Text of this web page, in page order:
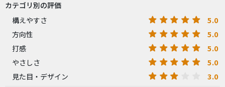
カテゴリ別の評価
構えやすさ
5.0
方向性 5.0
打感 5.0
やさしさ 5.0
見た目・デザイン 3.0